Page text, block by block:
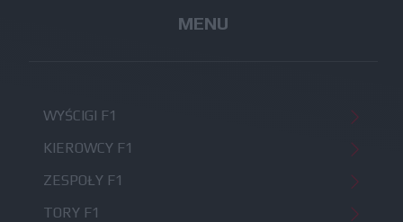
MENU
WYŚCIGI F1
KIEROWCY F1
ZESPOŁY F1
TORY F1